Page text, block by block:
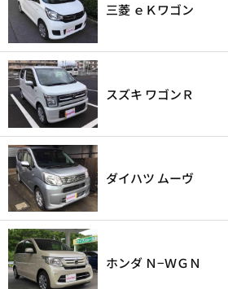
三菱 ｅＫワゴン
スズキ ワゴンＲ
ダイハツ ムーヴ
ホンダ Ｎ−ＷＧＮ